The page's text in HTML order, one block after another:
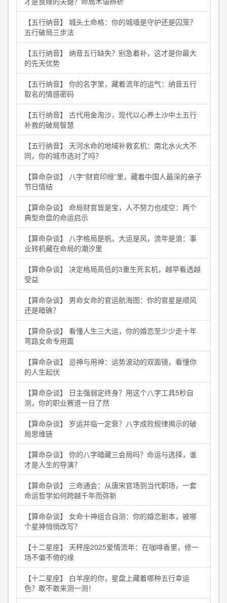
【五行纳音】 城头土命格：你的城墙是守护还是囚笼？
五行破局三步法
【五行纳音】 纳音五行缺失？别急着补，这才是你最大
的先天优势
【五行纳音】 你的名字里，藏着流年的运气：纳音五行
取名的情感密码
【五行纳音】 古代用金淘沙，现代以心养土沙中土五行
补救的破局智慧
【五行纳音】 天河水命的地域补救玄机：南北水火大不
同，你的城市选对了吗？
【算命杂谈】 八字“财官印绶”里，藏着中国人最深的亲子
节日情结
【算命杂谈】 命局财官皆是宝，人不努力也成空：两个
典型命盘的命运启示
【算命杂谈】 八字格局是帆，大运是风，流年是浪：事
业转机藏在命局的潮汐里
【算命杂谈】 决定格局高低的3重生死玄机，越早看透越
受益
【算命杂谈】 男命女命的官运航海图：你的官星是顺风
还是暗礁？
【算命杂谈】 看懂人生三大运，你的婚恋至少少走十年
弯路女命专用篇
【算命杂谈】 忌神与用神：运势波动的双面镜，看懂你
的人生起伏
【算命杂谈】 日主强弱定终身？用这个八字工具5秒自
测，你的职业赛道一目了然
【算命杂谈】 岁运并临一定衰？八字成败规律揭示的破
局思维链
【算命杂谈】 你的八字暗藏三会局吗？命运与选择，谁
才是人生的导演？
【算命杂谈】 三命通会：从唐宋官场到当代职场，一套
命运哲学如何跨越千年而弥新
【算命杂谈】 女命十神组合自测：你的婚恋剧本，被哪
个星神悄悄改写？
【十二星座】 天秤座2025爱情流年：在咖啡香里，修一
场不偏不倚的缘
【十二星座】 白羊座的你，星盘上藏着哪种五行幸运
色？敢不敢来测一测！